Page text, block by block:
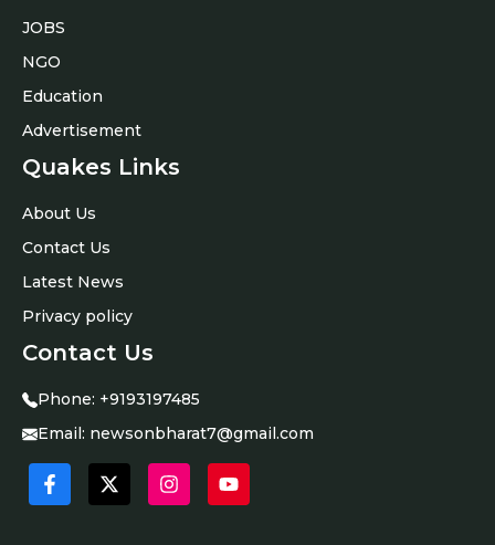
JOBS
NGO
Education
Advertisement
Quakes Links
About Us
Contact Us
Latest News
Privacy policy
Contact Us
Phone: +9193197485
Email: newsonbharat7@gmail.com